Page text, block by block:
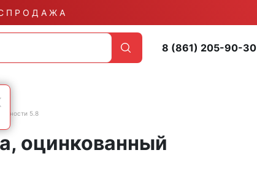
П Р О Д А Ж А
8 (861) 205-90-30
5.8
оцинкованный